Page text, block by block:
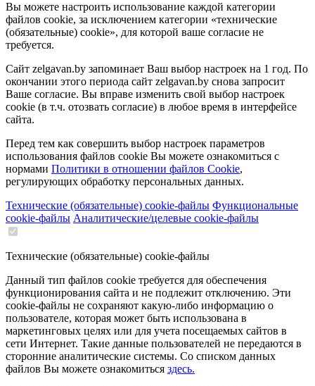
Вы можете настроить использование каждой категории
файлов cookie, за исключением категории «технические
(обязательные) cookie», для которой ваше согласие не
требуется.
Сайт zelgavan.by запоминает Ваш выбор настроек на 1 год. По
окончании этого периода сайт zelgavan.by снова запросит
Ваше согласие. Вы вправе изменить свой выбор настроек
cookie (в т.ч. отозвать согласие) в любое время в интерфейсе
сайта.
Перед тем как совершить выбор настроек параметров
использования файлов cookie Вы можете ознакомиться с
нормами Политики в отношении файлов Cookie,
регулирующих обработку персональных данных.
Технические (обязательные) cookie-файлы Функциональные
cookie-файлы Аналитические/целевые cookie-файлы
Технические (обязательные) cookie-файлы
Данный тип файлов cookie требуется для обеспечения
функционирования сайта и не подлежит отключению. Эти
сookie-файлы не сохраняют какую-либо информацию о
пользователе, которая может быть использована в
маркетинговых целях или для учета посещаемых сайтов в
сети Интернет. Такие данные пользователей не передаются в
сторонние аналитические системы. Со списком данных
файлов Вы можете ознакомиться здесь.